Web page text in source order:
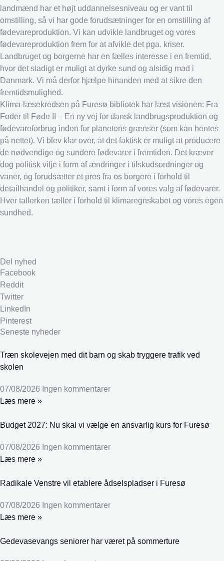
landmænd har et højt uddannelsesniveau og er vant til
omstilling, så vi har gode forudsætninger for en omstilling af
fødevareproduktion. Vi kan udvikle landbruget og vores
fødevareproduktion frem for at afvikle det pga. kriser.
Landbruget og borgerne har en fælles interesse i en fremtid,
hvor det stadigt er muligt at dyrke sund og alsidig mad i
Danmark. Vi må derfor hjælpe hinanden med at sikre den
fremtidsmulighed.
Klima-læsekredsen på Furesø bibliotek har læst visionen: Fra
Foder til Føde II – En ny vej for dansk landbrugsproduktion og
fødevareforbrug inden for planetens grænser (som kan hentes
på nettet). Vi blev klar over, at det faktisk er muligt at producere
de nødvendige og sundere fødevarer i fremtiden. Det kræver
dog politisk vilje i form af ændringer i tilskudsordninger og
vaner, og forudsætter et pres fra os borgere i forhold til
detailhandel og politiker, samt i form af vores valg af fødevarer.
Hver tallerken tæller i forhold til klimaregnskabet og vores egen
sundhed.
Del nyhed
Facebook
Reddit
Twitter
LinkedIn
Pinterest
Seneste nyheder
Træn skolevejen med dit barn og skab tryggere trafik ved
skolen
07/08/2026 Ingen kommentarer
Læs mere »
Budget 2027: Nu skal vi vælge en ansvarlig kurs for Furesø
07/08/2026 Ingen kommentarer
Læs mere »
Radikale Venstre vil etablere ådselspladser i Furesø
07/08/2026 Ingen kommentarer
Læs mere »
Gedevasevangs seniorer har været på sommerture